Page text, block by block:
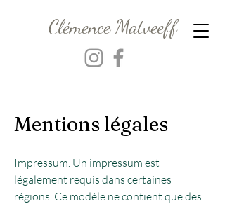
Clémence Matveeff
Mentions légales
Impressum. Un impressum est
légalement requis dans certaines
régions. Ce modèle ne contient que des